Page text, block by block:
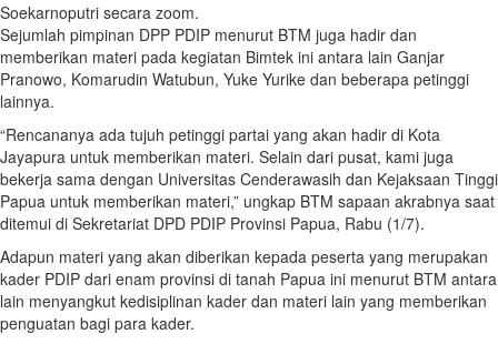
Soekarnoputri secara zoom.
Sejumlah pimpinan DPP PDIP menurut BTM juga hadir dan
memberikan materi pada kegiatan Bimtek ini antara lain Ganjar
Pranowo, Komarudin Watubun, Yuke Yurike dan beberapa petinggi
lainnya.
“Rencananya ada tujuh petinggi partai yang akan hadir di Kota
Jayapura untuk memberikan materi. Selain dari pusat, kami juga
bekerja sama dengan Universitas Cenderawasih dan Kejaksaan Tinggi
Papua untuk memberikan materi,” ungkap BTM sapaan akrabnya saat
ditemui di Sekretariat DPD PDIP Provinsi Papua, Rabu (1/7).
Adapun materi yang akan diberikan kepada peserta yang merupakan
kader PDIP dari enam provinsi di tanah Papua ini menurut BTM antara
lain menyangkut kedisiplinan kader dan materi lain yang memberikan
penguatan bagi para kader.